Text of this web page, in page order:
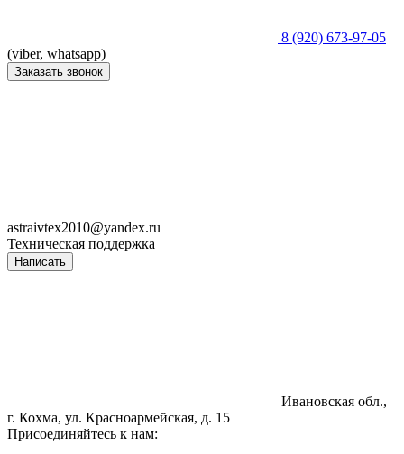
8 (920) 673-97-05
(viber, whatsapp)
Заказать звонок
astraivtex2010@yandex.ru
Техническая поддержка
Написать
Ивановская обл.,
г. Кохма, ул. Красноармейская, д. 15
Присоединяйтесь к нам: